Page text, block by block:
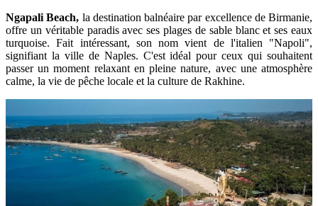
Ngapali Beach, la destination balnéaire par excellence de Birmanie,
offre un véritable paradis avec ses plages de sable blanc et ses eaux
turquoise. Fait intéressant, son nom vient de l'italien "Napoli",
signifiant la ville de Naples. C'est idéal pour ceux qui souhaitent
passer un moment relaxant en pleine nature, avec une atmosphère
calme, la vie de pêche locale et la culture de Rakhine.